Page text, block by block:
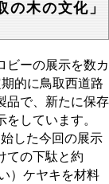
の木の文化」
ーの展示を数カ
的に鳥取西道路
品で、新たに保存
しています。
した今回の展示
ての下駄と約
）ケヤキを材料